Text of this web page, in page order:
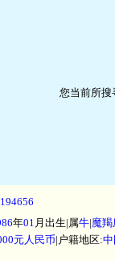
您当前所搜
年01 月出生|属牛|魔羯
元人民币|户籍地区: